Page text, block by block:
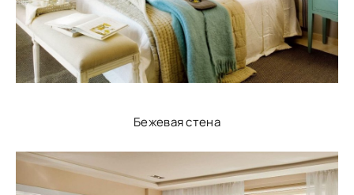
Бежевая стена